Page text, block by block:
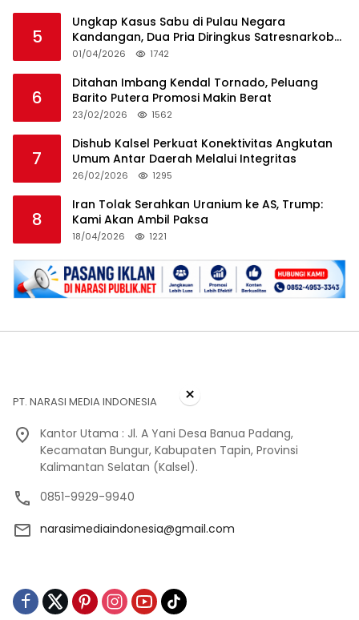
5
Ungkap Kasus Sabu di Pulau Negara
Kandangan, Dua Pria Diringkus Satresnarkoba
HSS
01/04/2026 1742
6
Ditahan Imbang Kendal Tornado, Peluang
Barito Putera Promosi Makin Berat
23/02/2026 1562
7
Dishub Kalsel Perkuat Konektivitas Angkutan
Umum Antar Daerah Melalui Integritas
26/02/2026 1295
8
Iran Tolak Serahkan Uranium ke AS, Trump:
Kami Akan Ambil Paksa
18/04/2026 1221
PT. NARASI MEDIA INDONESIA
Kantor Utama : Jl. A Yani Desa Banua Padang,
Kecamatan Bungur, Kabupaten Tapin, Provinsi
Kalimantan Selatan (Kalsel).
0851-9929-9940
narasimediaindonesia@gmail.com
×